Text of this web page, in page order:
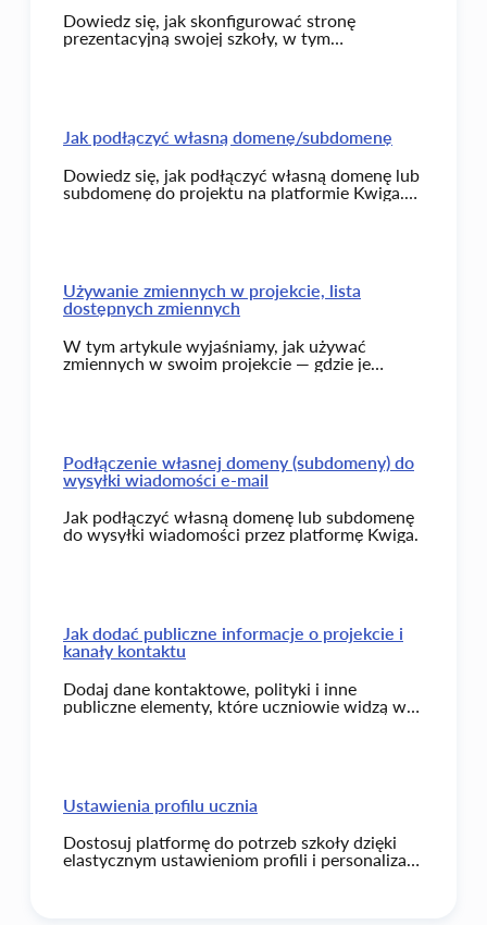
Dowiedz się, jak skonfigurować stronę
prezentacyjną swojej szkoły, w tym
Jak podłączyć własną domenę/subdomenę
Dowiedz się, jak podłączyć własną domenę lub
subdomenę do projektu na platformie Kwiga.
Używanie zmiennych w projekcie, lista
dostępnych zmiennych
W tym artykule wyjaśniamy, jak używać
zmiennych w swoim projekcie — gdzie je
przycisków, lekcji i innych elementów.
Podłączenie własnej domeny (subdomeny) do
wysyłki wiadomości e-mail
Jak podłączyć własną domenę lub subdomenę
do wysyłki wiadomości przez platformę Kwiga.
Jak dodać publiczne informacje o projekcie i
kanały kontaktu
Dodaj dane kontaktowe, polityki i inne
publiczne elementy, które uczniowie widzą w
Ustawienia profilu ucznia
Dostosuj platformę do potrzeb szkoły dzięki
elastycznym ustawieniom profili i personalizacji